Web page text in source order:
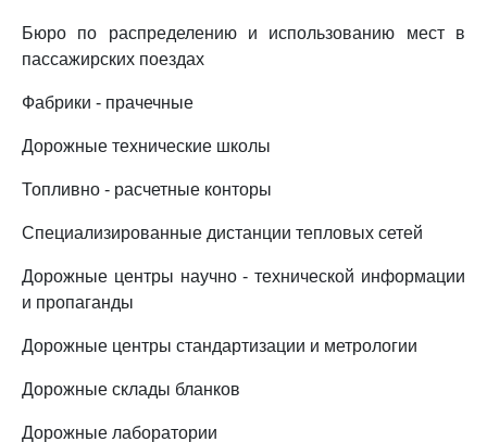
Бюро по распределению и использованию мест в
пассажирских поездах
Фабрики - прачечные
Дорожные технические школы
Топливно - расчетные конторы
Специализированные дистанции тепловых сетей
Дорожные центры научно - технической информации
и пропаганды
Дорожные центры стандартизации и метрологии
Дорожные склады бланков
Дорожные лаборатории